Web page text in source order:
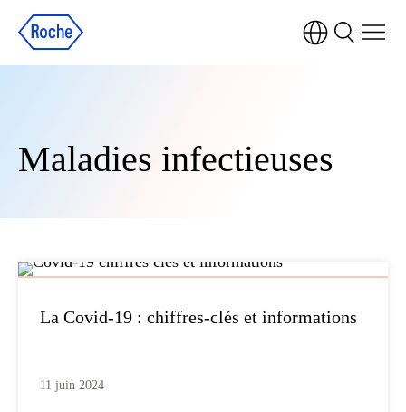
Maladies infectieuses
La Covid-19 : chiffres-clés et informations
11 juin 2024